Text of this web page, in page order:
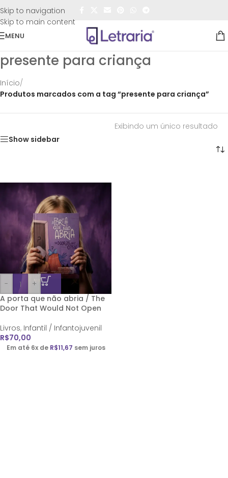
Skip to navigation
Skip to main content
FRETE GRÁTIS
MENU
presente para criança
Início/
Produtos marcados com a tag “presente para criança”
Show sidebar
Exibindo um único resultado
-
+
A porta que não abria / The
Door That Would Not Open
Livros, Infantil / Infantojuvenil
R$70,00
Em até 6x de R$11,67 sem juros